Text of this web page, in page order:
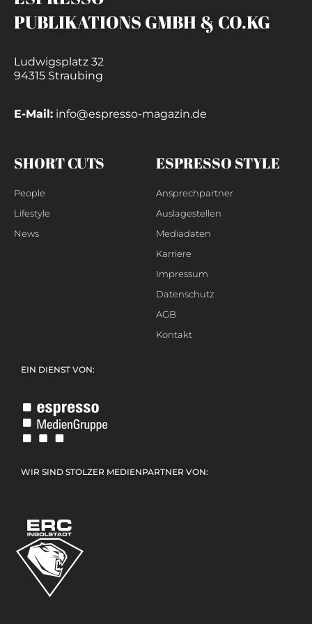
PUBLIKATIONS GMBH & CO.KG
Ludwigsplatz 32
94315 Straubing
E-Mail: info@espresso-magazin.de
SHORT CUTS
People
Lifestyle
News
ESPRESSO STYLE
Ansprechpartner
Auslagestellen
Mediadaten
Karriere
Impressum
Datenschutz
AGB
Kontakt
EIN DIENST VON:
WIR SIND STOLZER MEDIENPARTNER VON: